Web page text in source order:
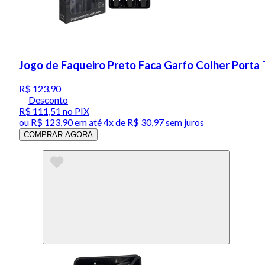
Jogo de Faqueiro Preto Faca Garfo Colher Porta
R$ 123,90
Desconto
R$ 111,51 no PIX
ou R$ 123,90em até4x de R$ 30,97 sem juros
COMPRAR AGORA